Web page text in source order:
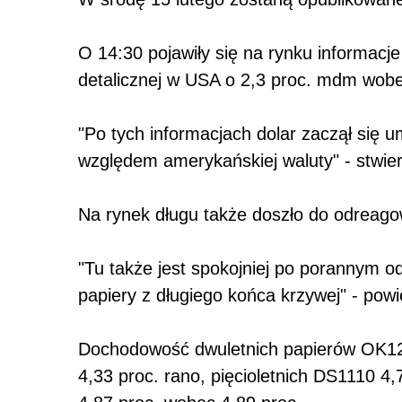
O 14:30 pojawiły się na rynku
detalicznej w USA o 2,3 proc. mdm
"Po tych informacjach dolar zaczął się
względem amerykańskiej waluty" -
Na rynek długu także doszło do
"Tu także jest spokojniej po porannym
papiery z długiego końca krzywej" -
Dochodowość dwuletnich papierów
4,33 proc. rano, pięcioletnich DS1110